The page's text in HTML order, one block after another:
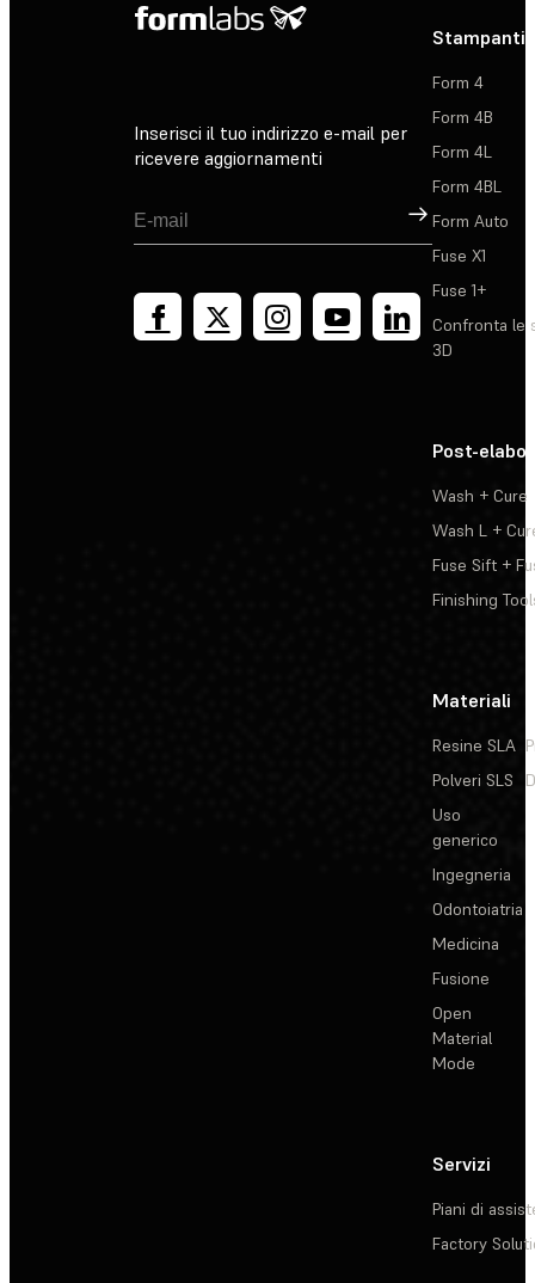
Inserisci il tuo indirizzo e-mail per
ricevere aggiornamenti
Registrati
Stampanti
Form 4
Form 4B
Form 4L
Form 4BL
Form Auto
Fuse X1
Fuse 1+
Confronta le
3D
Post-
Wash + Cure
Wash L +
Fuse Sift +
Finishing
Materiali
Resine SLA
Polveri SLS
Uso
generico
Ingegneria
Odontoiatria
Medicina
Fusione
Open
Material
Mode
Servizi
Piani di
Factory